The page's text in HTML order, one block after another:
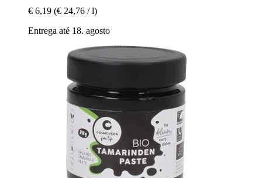
€ 6,19 (€ 24,76 / l)
Entrega até 18. agosto